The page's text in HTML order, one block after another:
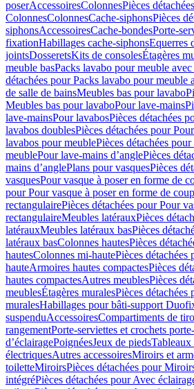
poserAccessoiresColonnesPièces
ColonnesColonnesCache-siphonsPièces
siphonsAccessoiresCache-bondesPorte-
fixationHabillages cache-siphonsEquerres
jointsDosseretsKits de consolesÉtagères
meuble basPacks lavabo pour meuble
détachées pour Packs lavabo pour meuble
de salle de bainsMeubles bas pour lavabo
Meubles bas pour lavaboPour lave-mains
lave-mainsPour lavabosPièces détachées
lavabos doublesPièces détachées pour
lavabos pour meublePièces détachées
meublePour lave-mains d’anglePièces
mains d’anglePlans pour vasquesPièces
vasquesPour vasque à poser en forme de
pour Pour vasque à poser en forme de
rectangulairePièces détachées pour Pour
rectangulaireMeubles latérauxPièces
latérauxMeubles latéraux basPièces
latéraux basColonnes hautesPièces
hautesColonnes mi-hautePièces
hauteArmoires hautes compactesPièces
hautes compactesAutres meublesPièces
meublesÉtagères muralesPièces détachées
muralesHabillages pour bâti-support
suspenduAccessoiresCompartiments de
rangementPorte-serviettes et crochets
d’éclairagePoignéesJeux de piedsTableaux
électriquesAutres accessoiresMiroirs et
toiletteMiroirsPièces détachées pour
intégréPièces détachées pour Avec